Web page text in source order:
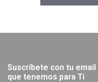
Suscríbete con tu
que tenemos para Ti